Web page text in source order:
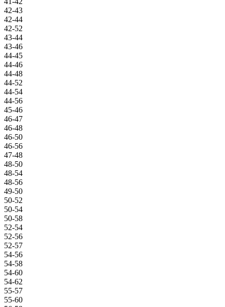
42-43
42-44
42-52
43-44
43-46
44-45
44-46
44-48
44-52
44-54
44-56
45-46
46-47
46-48
46-50
46-56
47-48
48-50
48-54
48-56
49-50
50-52
50-54
50-58
52-54
52-56
52-57
54-56
54-58
54-60
54-62
55-57
55-60